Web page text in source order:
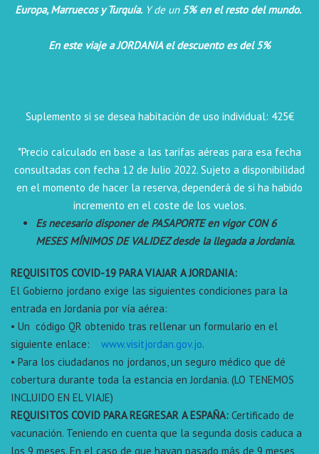
Europa, Marruecos y Turquía.Y de un 5% en el resto del mundo.
En este viaje a JORDANIA el descuento es del 5%
Suplemento si se desea habitación de uso individual: 425€
*Precio calculado en base a las tarifas aéreas para esa fecha
consultadas con fecha 12 de Julio 2022. Sujeto a disponibilidad
en el momento de hacer la reserva, dependerá de si ha habido
incremento en el coste de los vuelos.
Es necesario disponer de PASAPORTE en vigor CON 6
MESES MÍNIMOS DE VALIDEZ desde la llegada a Jordania.
REQUISITOS COVID-19 PARA VIAJAR A JORDANIA:
El Gobierno jordano exige las siguientes condiciones para la
entrada en Jordania por vía aérea:
• Un código QR obtenido tras rellenar un formulario en el
siguiente enlace: www.visitjordan.gov.jo.
• Para los ciudadanos no jordanos, un seguro médico que dé
cobertura durante toda la estancia en Jordania. (LO TENEMOS
INCLUIDO EN EL VIAJE)
REQUISITOS COVID PARA REGRESAR A ESPAÑA: Certificado de
vacunación. Teniendo en cuenta que la segunda dosis caduca a
los 9 meses. En el caso de que hayan pasado más de 9 meses